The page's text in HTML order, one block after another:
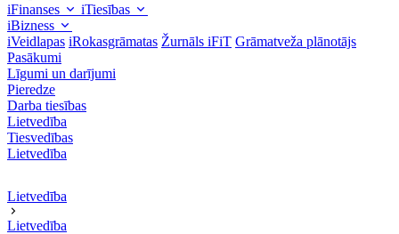
iFinanses
iTiesības
iBizness
iVeidlapas iRokasgrāmatas Žurnāls iFiT Grāmatveža plānotājs
Pasākumi
Līgumi un darījumi
Pieredze
Darba tiesības
Lietvedība
Tiesvedības
Lietvedība
Lietvedība
Lietvedība